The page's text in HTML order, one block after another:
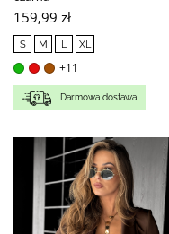
159,99 zł
S M L XL
+11
Darmowa dostawa